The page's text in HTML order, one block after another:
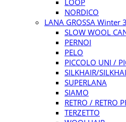
LOOP
NORDICO
LANA GROSSA Winter 3
SLOW WOOL
PERNOI
PELO
PICCOLO UNI /
SILKHAIR/
SUPERLANA
SIAMO
RETRO / RETRO
TERZETTO